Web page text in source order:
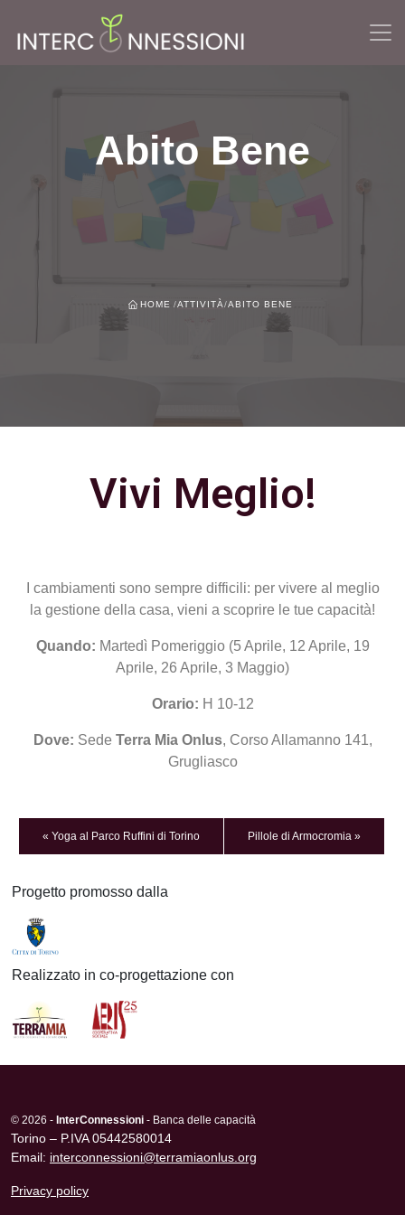
Abito Bene
HOME /ATTIVITÀ/ABITO BENE
Vivi Meglio!
I cambiamenti sono sempre difficili: per vivere al meglio
la gestione della casa, vieni a scoprire le tue capacità!
Quando: Martedì Pomeriggio (5 Aprile, 12 Aprile, 19
Aprile, 26 Aprile, 3 Maggio)
Orario: H 10-12
Dove: Sede Terra Mia Onlus, Corso Allamanno 141,
Grugliasco
Yoga al Parco Ruffini di Torino Pillole di Armocromia
Progetto promosso dalla
Realizzato in co-progettazione con
© 2026 - InterConnessioni - Banca delle capacità
Torino – P.IVA 05442580014
Email: interconnessioni@terramiaonlus.org
Privacy policy